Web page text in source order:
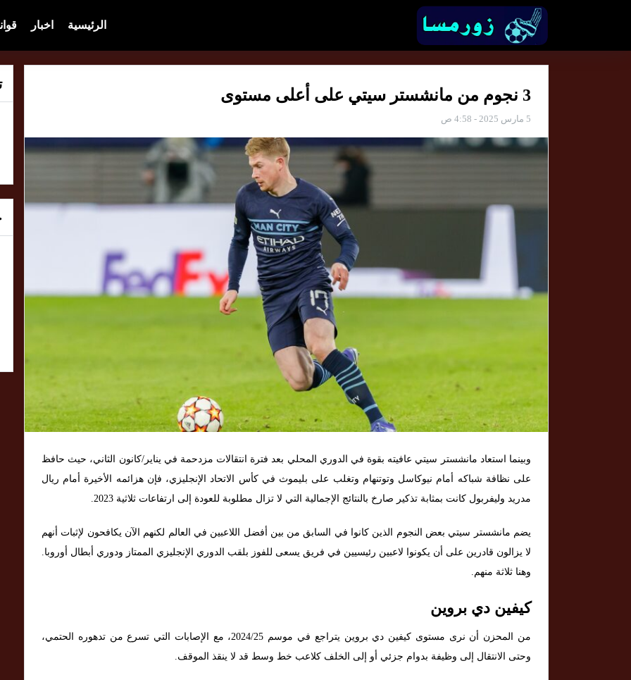
الرئيسية اخبار
3 نجوم من مانشستر سيتي على أعلى مستوى
5 مارس 2025 - 4:58 ص
وبينما استعاد مانشستر سيتي عافيته بقوة في الدوري المحلي بعد فترة انتقالات مزدحمة في يناير/كانون الثاني، حيث حافظ
على نظافة شباكه أمام نيوكاسل وتوتنهام وتغلب على بليموث في كأس الاتحاد الإنجليزي، فإن هزائمه الأخيرة أمام ريال
مدريد وليفربول كانت بمثابة تذكير صارخ بالنتائج الإجمالية التي لا تزال مطلوبة للعودة إلى ارتفاعات ثلاثية 2023.
يضم مانشستر سيتي بعض النجوم الذين كانوا في السابق من بين أفضل اللاعبين في العالم لكنهم الآن يكافحون لإثبات أنهم
لا يزالون قادرين على أن يكونوا لاعبين رئيسيين في فريق يسعى للفوز بلقب الدوري الإنجليزي الممتاز ودوري أبطال أوروبا.
وهنا ثلاثة منهم.
كيفين دي بروين
من المحزن أن نرى مستوى كيفين دي بروين يتراجع في موسم 2024/25، مع الإصابات التي تسرع من تدهوره الحتمي،
وحتى الانتقال إلى وظيفة بدوام جزئي أو إلى الخلف كلاعب خط وسط قد لا ينقذ الموقف.